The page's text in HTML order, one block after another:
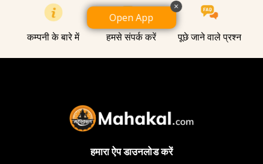
कम्पनी के बारे में हमसे संपर्क करें पूछे जाने वाले प्रश्न
हमारा ऐप डाउनलोड करें
Open App
×